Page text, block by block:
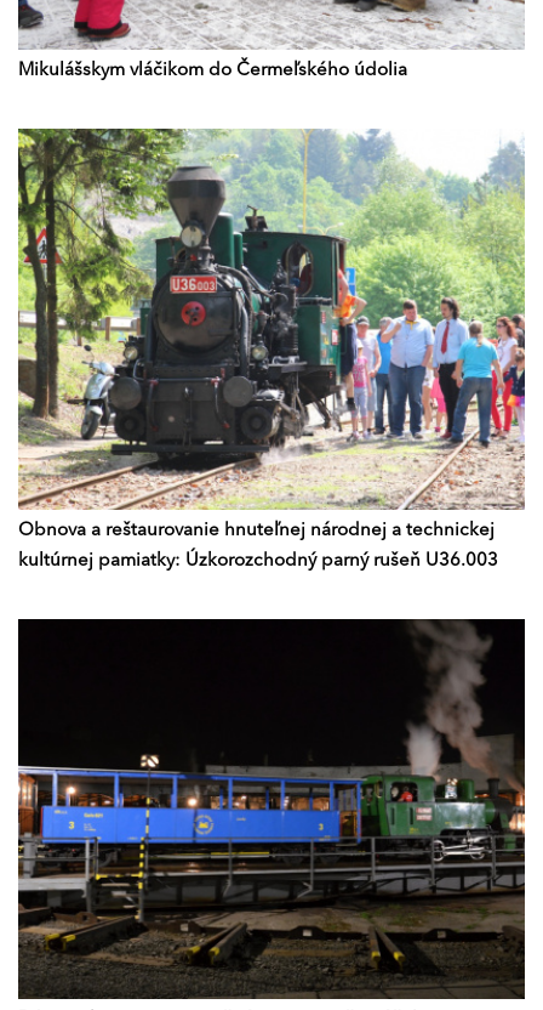
Mikulášskym vláčikom do Čermeľského údolia
Obnova a reštaurovanie hnuteľnej národnej a technickej
kultúrnej pamiatky: Úzkorozchodný parný rušeň U36.003